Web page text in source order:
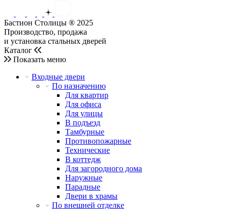
Бастион Столицы ® 2025
Производство, продажа
и установка стальных дверей
Каталог
Показать меню
Входные двери
По назначению
Для квартир
Для офиса
Для улицы
В подъезд
Тамбурные
Противопожарные
Технические
В коттедж
Для загородного дома
Наружные
Парадные
Двери в храмы
По внешней отделке